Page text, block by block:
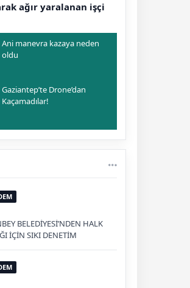
ağır yaralanan işçi
Ani manevra kazaya neden
oldu
Gaziantep’te Drone’dan
Kaçamadılar!
BELEDİYESİ’NDEN HALK
İÇİN SIKI DENETİM